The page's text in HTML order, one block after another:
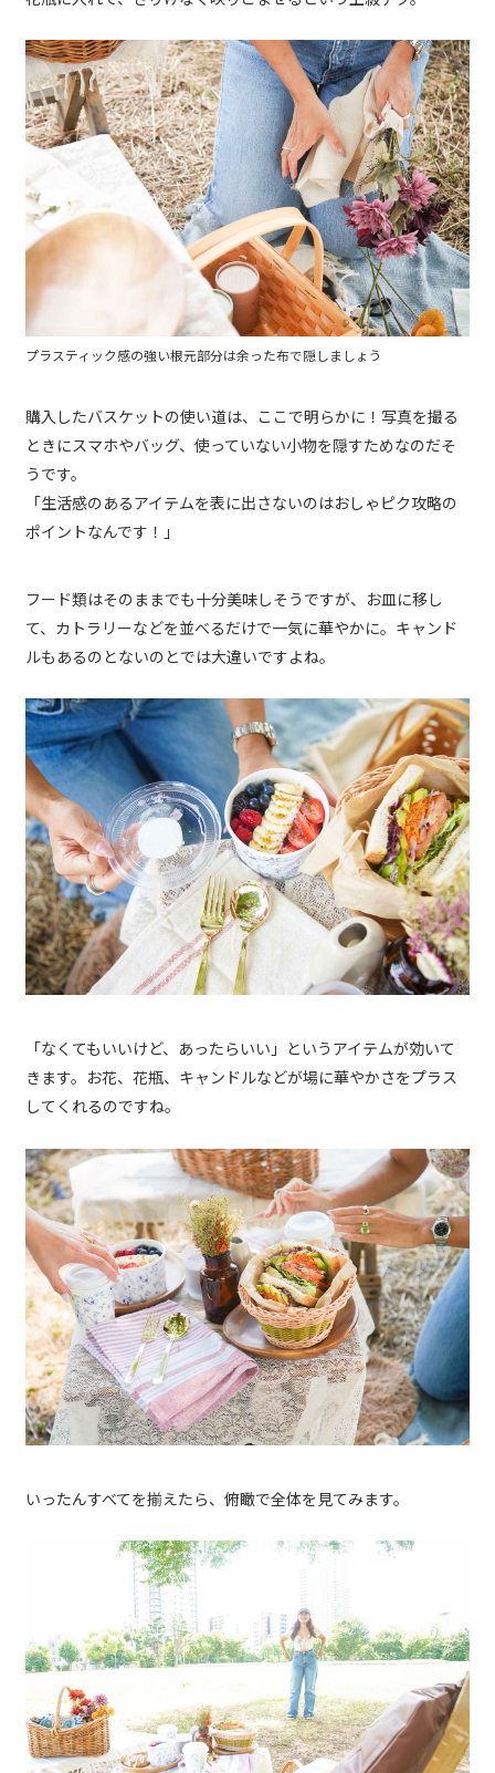
プラスティック感の強い根元部分は余った布で隠しましょう
購入したバスケットの使い道は、ここで明らかに！写真を撮る
ときにスマホやバッグ、使っていない小物を隠すためなのだそ
うです。
「生活感のあるアイテムを表に出さないのはおしゃピク攻略の
ポイントなんです！」
フード類はそのままでも十分美味しそうですが、お皿に移し
て、カトラリーなどを並べるだけで一気に華やかに。キャンド
ルもあるのとないのとでは大違いですよね。
「なくてもいいけど、あったらいい」というアイテムが効いて
きます。お花、花瓶、キャンドルなどが場に華やかさをプラス
してくれるのですね。
いったんすべてを揃えたら、俯瞰で全体を見てみます。